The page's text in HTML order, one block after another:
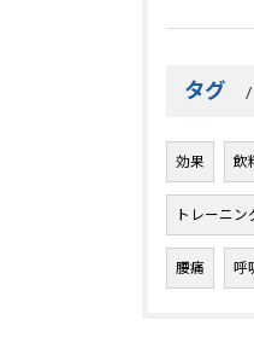
タグ
効果 飲
トレーニン
腰痛 呼